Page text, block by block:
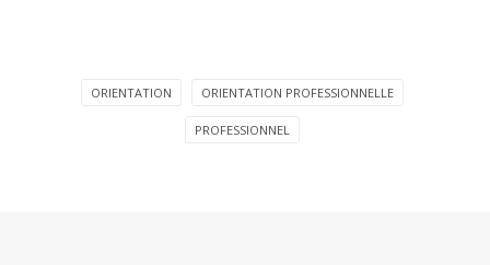
ORIENTATION ORIENTATION PROFESSIONNELLE
PROFESSIONNEL